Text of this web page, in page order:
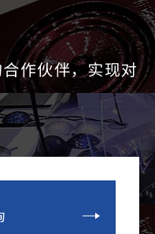
作伙伴，实现对